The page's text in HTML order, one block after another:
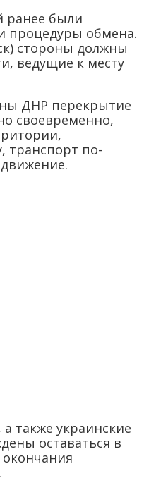
ранее были
процедуры обмена.
стороны должны
ведущие к месту
ДНР перекрытие
своевременно,
транспорт по-
также украинские
оставаться в